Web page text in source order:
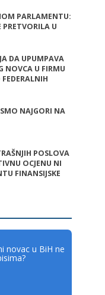
PARLAMENTU:
PRETVORILA U
DA UPUMPAVA
NOVCA U FIRMU
NAJGORI NA
POSLOVA
OCJENU NI
FINANSIJSKE
novac u BiH ne